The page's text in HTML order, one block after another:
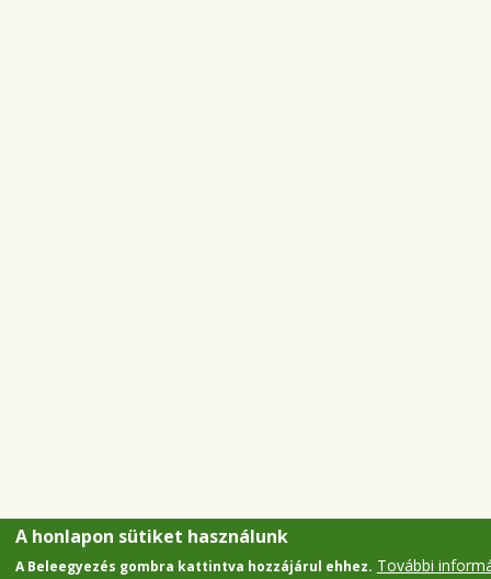
A honlapon sütiket használunk
A Beleegyezés gombra kattintva hozzájárul ehhez. További